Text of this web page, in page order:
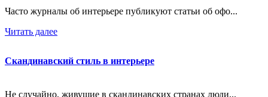
Часто журналы об интерьере публикуют статьи об офо...
Читать далее
Скандинавский стиль в интерьере
Не случайно, живущие в скандинавских странах люди...